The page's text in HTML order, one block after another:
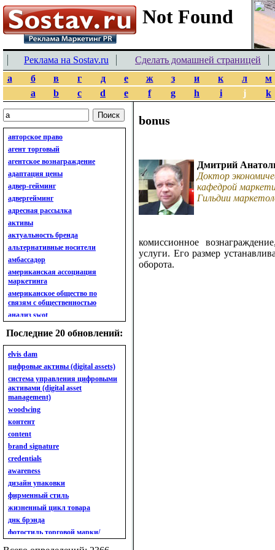
Реклама на Sostav.ru
Сделать домашней страницей
а
б в г д е ж з и к л
м
a
b c d e f g h i j k
авторское право
агент торговый
агентское вознаграждение
адаптация цены
адвер-гейминг
адвергейминг
адресная рассылка
активы
актуальность бренда
альтернативные носители
амбассадор
американская ассоциация
маркетинга
американское общество по
связям с общественностью
анализ swot
анализ бизнес-портфеля
анализ имиджа
анализ кластерный
анализ конкурентов
анализ кросс-культурных
особенностей
анализ мак кинси «7s»
анализ макросистемы
анализ маркетинговый
анализ рынка
анализ ситуационный
анализ экспертный
индивидуальный
анкета
ассортимент
ассортимент товарный.
планирование товарного
ассортимента
ассортимент. глубина
Последние 20 обновлений:
elvis dam
цифровые активы (digital assets)
система управления цифровыми
активами (digital asset
management)
woodwing
контент
content
brand signature
credentials
awareness
дизайн упаковки
фирменный стиль
жизненный цикл товара
днк брэнда
фотостиль торговой марки/
линейки продукции
bonus
Дмитрий
Доктор
кафедрой
Гильдии
комиссионное
услуги. Его размер
оборота.